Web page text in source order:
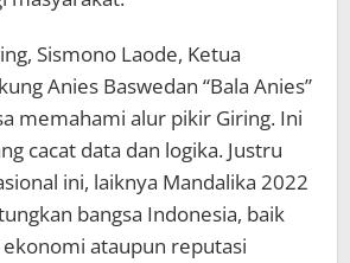
Sismono Laode, Ketua
Anies Baswedan “Bala Anies”
memahami alur pikir Giring. Ini
cacat data dan logika. Justru
ini, laiknya Mandalika 2022
bangsa Indonesia, baik
ataupun reputasi